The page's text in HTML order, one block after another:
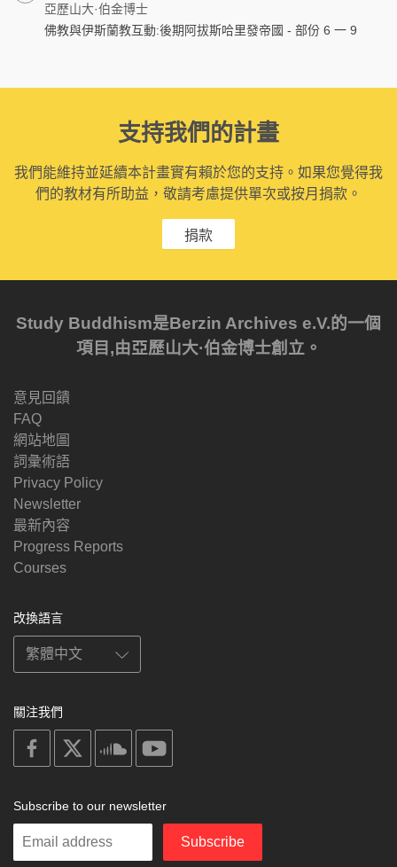
亞歷山大·伯金博士
佛教與伊斯蘭教互動:後期阿拔斯哈里發帝國 - 部份 6 一 9
支持我們的計畫
我們能維持並延續本計畫實有賴於您的支持。如果您覺得我
們的教材有所助益，敬請考慮提供單次或按月捐款。
捐款
Study Buddhism是Berzin Archives e.V.的一個
項目,由亞歷山大·伯金博士創立。
意見回饋
FAQ
網站地圖
詞彙術語
Privacy Policy
Newsletter
最新內容
Progress Reports
Courses
改換語言
關注我們
on
facebook
soundcloud
Subscribe to our newsletter
Enter
Subscribe